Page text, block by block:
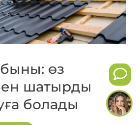
өз
шатырды
болады